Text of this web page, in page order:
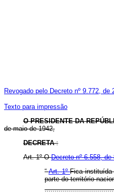
Revogado pelo Decreto nº 9.772, de
Texto para impressão
O PRESIDENTE DA
de maio de 1942,
DECRETA:
Art. 1º ODecreto nº 6.558,
“Art. 1ºFica instituída
parte do território